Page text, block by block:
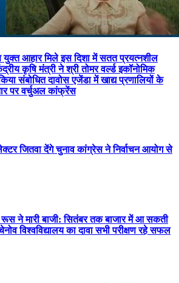
युक्त आहार मिले इस दिशा में सतत प्रयत्नशील
कृषि मंत्री ने श्री तोमर वर्ल्ड इकॉनोमिक
संबोधित दावोस एजेंडा में खाद्य प्रणालियों के
पर वर्चुअल कांफ्रेंस
जितवा देंगे चुनाव कांग्रेस ने निर्वाचन आयोग से
रूस ने मारी बाजी: सितंबर तक बाजार में आ सकती
विश्वविद्यालय का दावा सभी परीक्षण रहे सफल